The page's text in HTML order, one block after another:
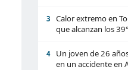
3
Calor extremo en
que alcanzan los
4
Un joven de 26
en un accidente en